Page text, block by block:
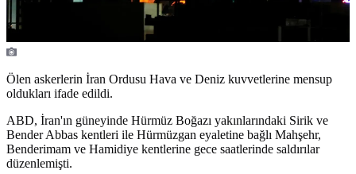
Ölen askerlerin İran Ordusu Hava ve Deniz kuvvetlerine mensup
oldukları ifade edildi.
ABD, İran'ın güneyinde Hürmüz Boğazı yakınlarındaki Sirik ve
Bender Abbas kentleri ile Hürmüzgan eyaletine bağlı Mahşehr,
Benderimam ve Hamidiye kentlerine gece saatlerinde saldırılar
düzenlemişti.